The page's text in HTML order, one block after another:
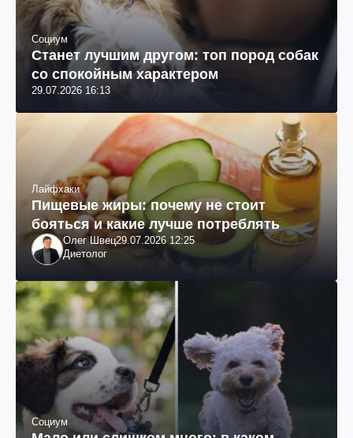
Социум
Станет лучшим другом: топ пород собак
со спокойным характером
29.07.2026 16:13
Лайфхаки
Пищевые жиры: почему не стоит
бояться и какие лучше потреблять
Олег Швец29.07.2026 12:25
Диетолог
Социум